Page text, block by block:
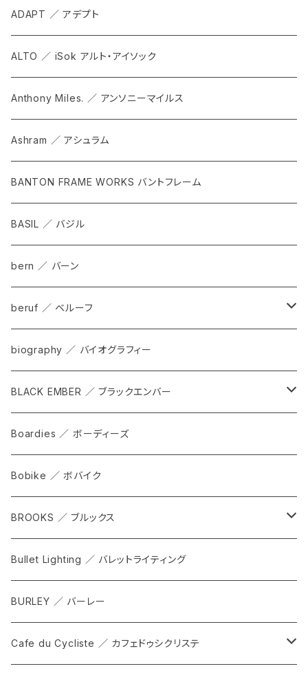
ADAPT ／ アデプト
ALTO ／ iSok アルト・アイソック
Anthony Miles. ／ アンソニーマイルス
Ashram ／ アシュラム
BANTON FRAME WORKS バントフレーム
BASIL ／ バジル
bern ／ バーン
beruf ／ ベルーフ
bag
cap
grove
biography ／ バイオグラフィー
BLACK EMBER ／ ブラックエンバー
ALL
FORGE
WPT TOTE
CITADEL
WPRT
DEX
Boardies ／ ボーディーズ
Bobike ／ ボバイク
BROOKS ／ ブルックス
ALL
サドル
カンビウム
Bullet Lighting ／ バレットライティング
BURLEY ／ バーレー
Cafe du Cycliste ／ カフェドゥシクリステ